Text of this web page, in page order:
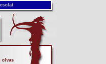
olvas